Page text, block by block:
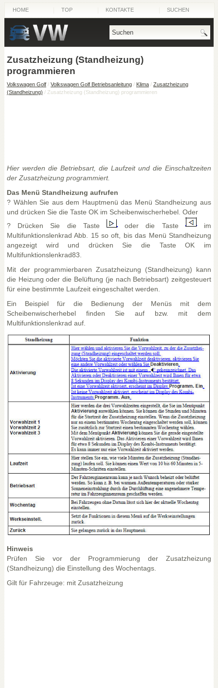
HOME TOP KONTAKTE SUCHEN
Zusatzheizung (Standheizung)
programmieren
Volkswagen Golf/ Volkswagen Golf Betriebsanleitung/ Klima/ Zusatzheizung
(Standheizung) / Zusatzheizung (Standheizung) programmieren
Hier werden die Betriebsart, die Laufzeit und die Einschaltzeiten
der Zusatzheizung programmiert.
Das Menü Standheizung aufrufen
? Wählen Sie aus dem Hauptmenü das Menü Standheizung aus
und drücken Sie die Taste OK im Scheibenwischerhebel. Oder
? Drücken Sie die Taste
oder die Taste
im
Multifunktionslenkrad Abb. 15 so oft, bis das Menü Standheizung
angezeigt wird und drücken Sie die Taste OK im
Multifunktionslenkrad83.
Mit der programmierbaren Zusatzheizung (Standheizung) kann
die Heizung oder die Belüftung (je nach Betriebsart) zeitgesteuert
für eine bestimmte Laufzeit eingeschaltet werden.
Ein Beispiel für die Bedienung der Menüs mit dem
Scheibenwischerhebel finden Sie auf bzw. mit dem
Multifunktionslenkrad auf.
Hinweis
Prüfen Sie vor der Programmierung der Zusatzheizung
(Standheizung) die Einstellung des Wochentags.
Gilt für Fahrzeuge: mit Zusatzheizung